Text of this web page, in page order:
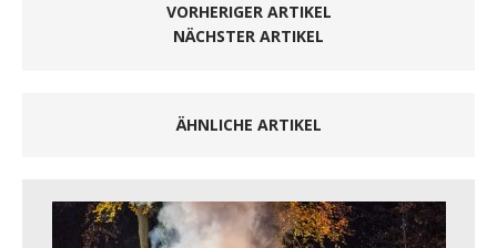
VORHERIGER ARTIKEL
NÄCHSTER ARTIKEL
ÄHNLICHE ARTIKEL